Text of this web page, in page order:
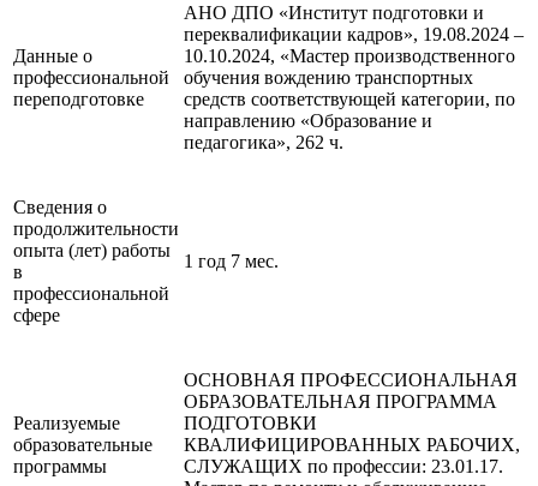
Данные о
профессиональной
переподготовке
АНО ДПО «Институт подготовки и
переквалификации кадров», 19.08.2024 –
10.10.2024, «Мастер производственного
обучения вождению транспортных
средств соответствующей категории, по
направлению «Образование и
педагогика», 262 ч.
Сведения о
продолжительности
опыта (лет) работы
в
профессиональной
сфере
1 год 7 мес.
Реализуемые
образовательные
программы
ОСНОВНАЯ ПРОФЕССИОНАЛЬНАЯ
ОБРАЗОВАТЕЛЬНАЯ ПРОГРАММА
ПОДГОТОВКИ
КВАЛИФИЦИРОВАННЫХ РАБОЧИХ,
СЛУЖАЩИХ по профессии: 23.01.17.